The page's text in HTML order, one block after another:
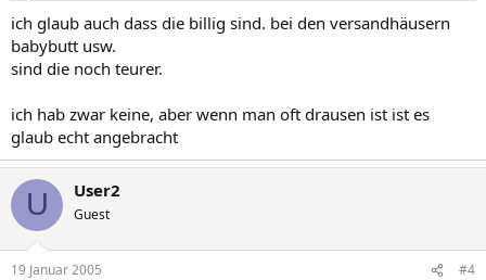
ich glaub auch dass die billig sind. bei den versandhäusern
babybutt usw.
sind die noch teurer.
ich hab zwar keine, aber wenn man oft drausen ist ist es
glaub echt angebracht
U User2
Guest
19 Januar 2005 #4